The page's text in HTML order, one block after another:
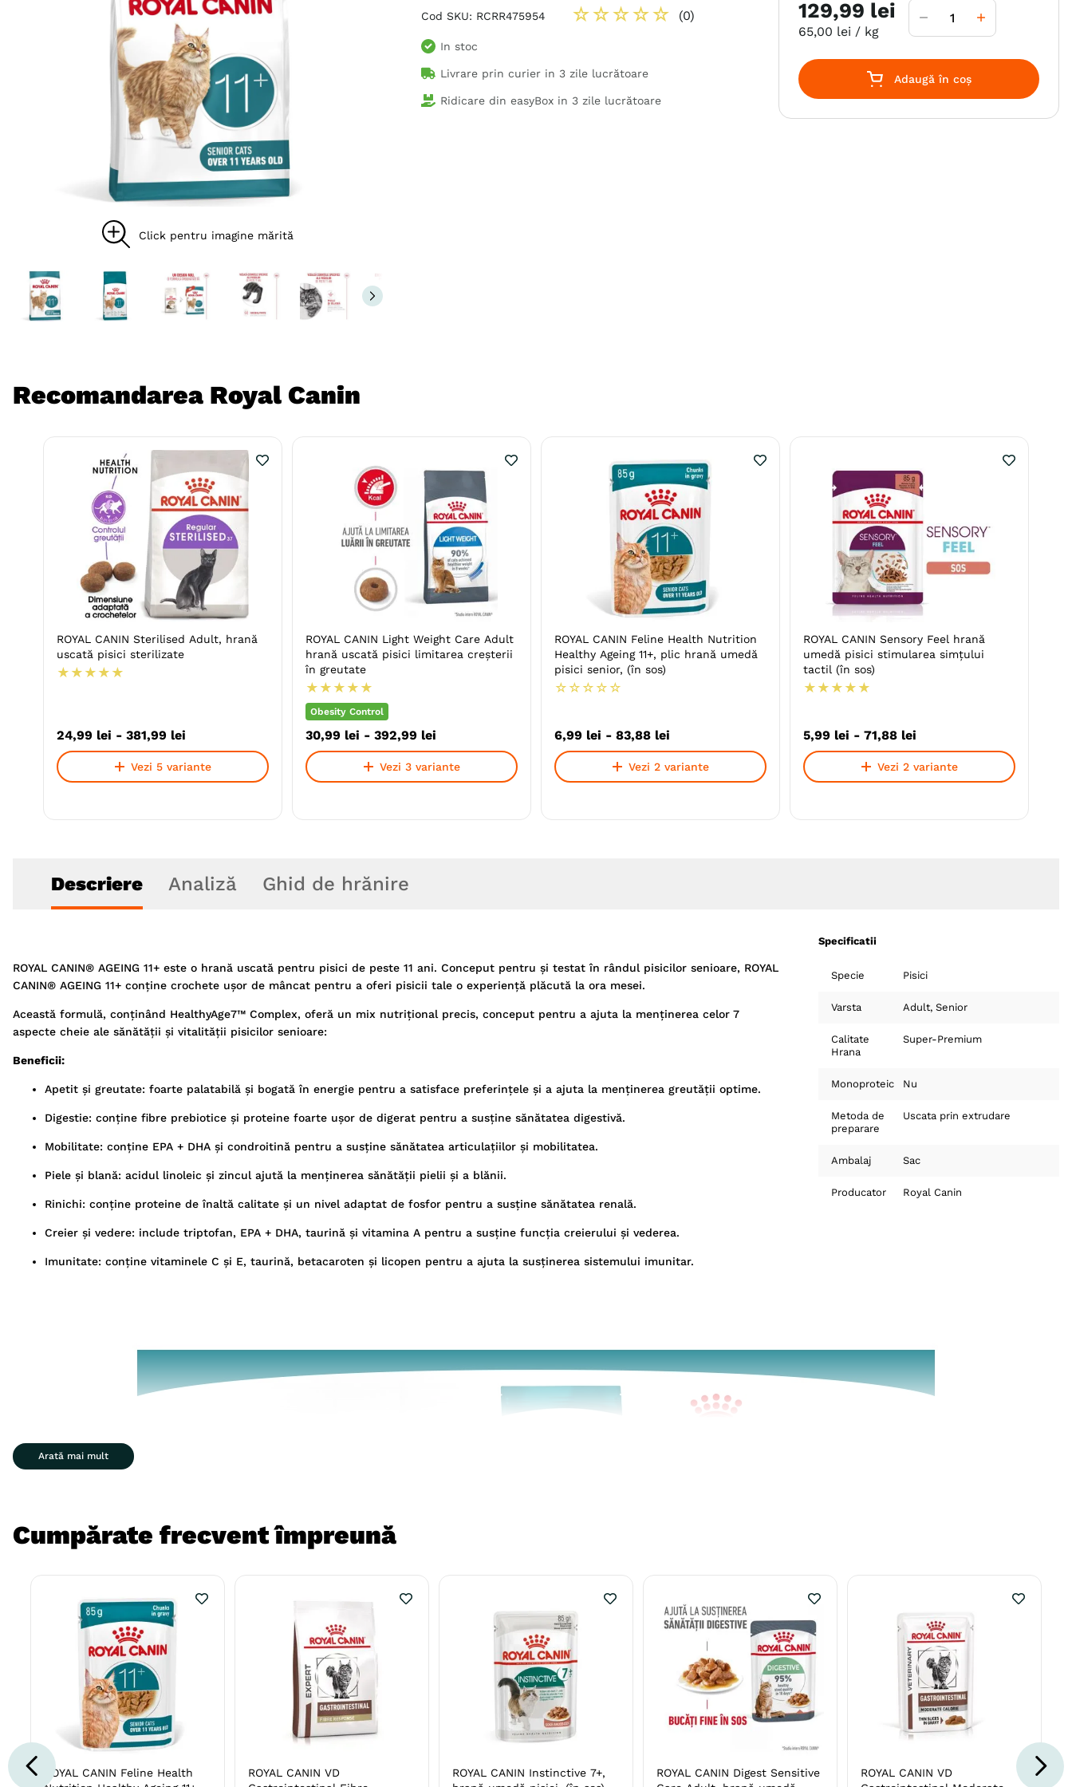
10. brit caini
Cod SKU: RCRR475954 ☆☆☆☆☆ (0)
In stoc
Livrare prin curier in 3 zile lucrătoare
Ridicare din easyBox in 3 zile lucrătoare
129,99 lei
65,00 lei / kg
Adaugă în coș
Recomandarea Royal Canin
ROYAL CANIN Sterilised Adult, hrană
uscată pisici sterilizate
★ ★ ★ ★ ★
24,99 lei - 381,99 lei
Vezi 5 variante
ROYAL CANIN Light Weight Care Adult
hrană uscată pisici limitarea creșterii
în greutate
★ ★ ★ ★ ★
Obesity Control
30,99 lei - 392,99 lei
Vezi 3 variante
ROYAL CANIN Feline Health Nutrition
Healthy Ageing 11+, plic hrană umedă
pisici senior, (în sos)
☆ ☆ ☆ ☆ ☆
6,99 lei - 83,88 lei
Vezi 2 variante
ROYAL CANIN Sensory Feel hrană
umedă pisici stimularea simțului
tactil (în sos)
★ ★ ★ ★ ★
5,99 lei - 71,88 lei
Vezi 2 variante
Descriere Analiză Ghid de hrănire
ROYAL CANIN® AGEING 11+ este o hrană uscată pentru pisici de peste 11 ani. Conceput pentru şi testat în rândul pisicilor senioare, ROYAL
CANIN® AGEING 11+ conţine crochete uşor de mâncat pentru a oferi pisicii tale o experienţă plăcută la ora mesei.
Această formulă, conţinând HealthyAge7™ Complex, oferă un mix nutriţional precis, conceput pentru a ajuta la menţinerea celor 7
aspecte cheie ale sănătăţii şi vitalităţii pisicilor senioare:
Beneficii:
Apetit şi greutate: foarte palatabilă şi bogată în energie pentru a satisface preferinţele şi a ajuta la menţinerea greutăţii optime.
Digestie: conţine fibre prebiotice şi proteine foarte uşor de digerat pentru a susţine sănătatea digestivă.
Mobilitate: conţine EPA + DHA şi condroitină pentru a susţine sănătatea articulaţiilor şi mobilitatea.
Piele şi blană: acidul linoleic şi zincul ajută la menţinerea sănătăţii pielii şi a blănii.
Rinichi: conţine proteine de înaltă calitate şi un nivel adaptat de fosfor pentru a susţine sănătatea renală.
Creier şi vedere: include triptofan, EPA + DHA, taurină şi vitamina A pentru a susţine funcţia creierului şi vederea.
Imunitate: conţine vitaminele C şi E, taurină, betacaroten şi licopen pentru a ajuta la susţinerea sistemului imunitar.
Specificatii
Specie Pisici
Varsta Adult Senior
Calitate
Hrana
Super-Premium
Monoproteic Nu
Metoda de
preparare
Uscata prin extrudare
Ambalaj Sac
Producator Royal Canin
Arată mai mult
Cumpărate frecvent împreună
ROYAL CANIN Feline Health
ROYAL CANIN VD
ROYAL CANIN Instinctive 7+,
ROYAL CANIN Digest Sensitive
ROYAL CANIN VD